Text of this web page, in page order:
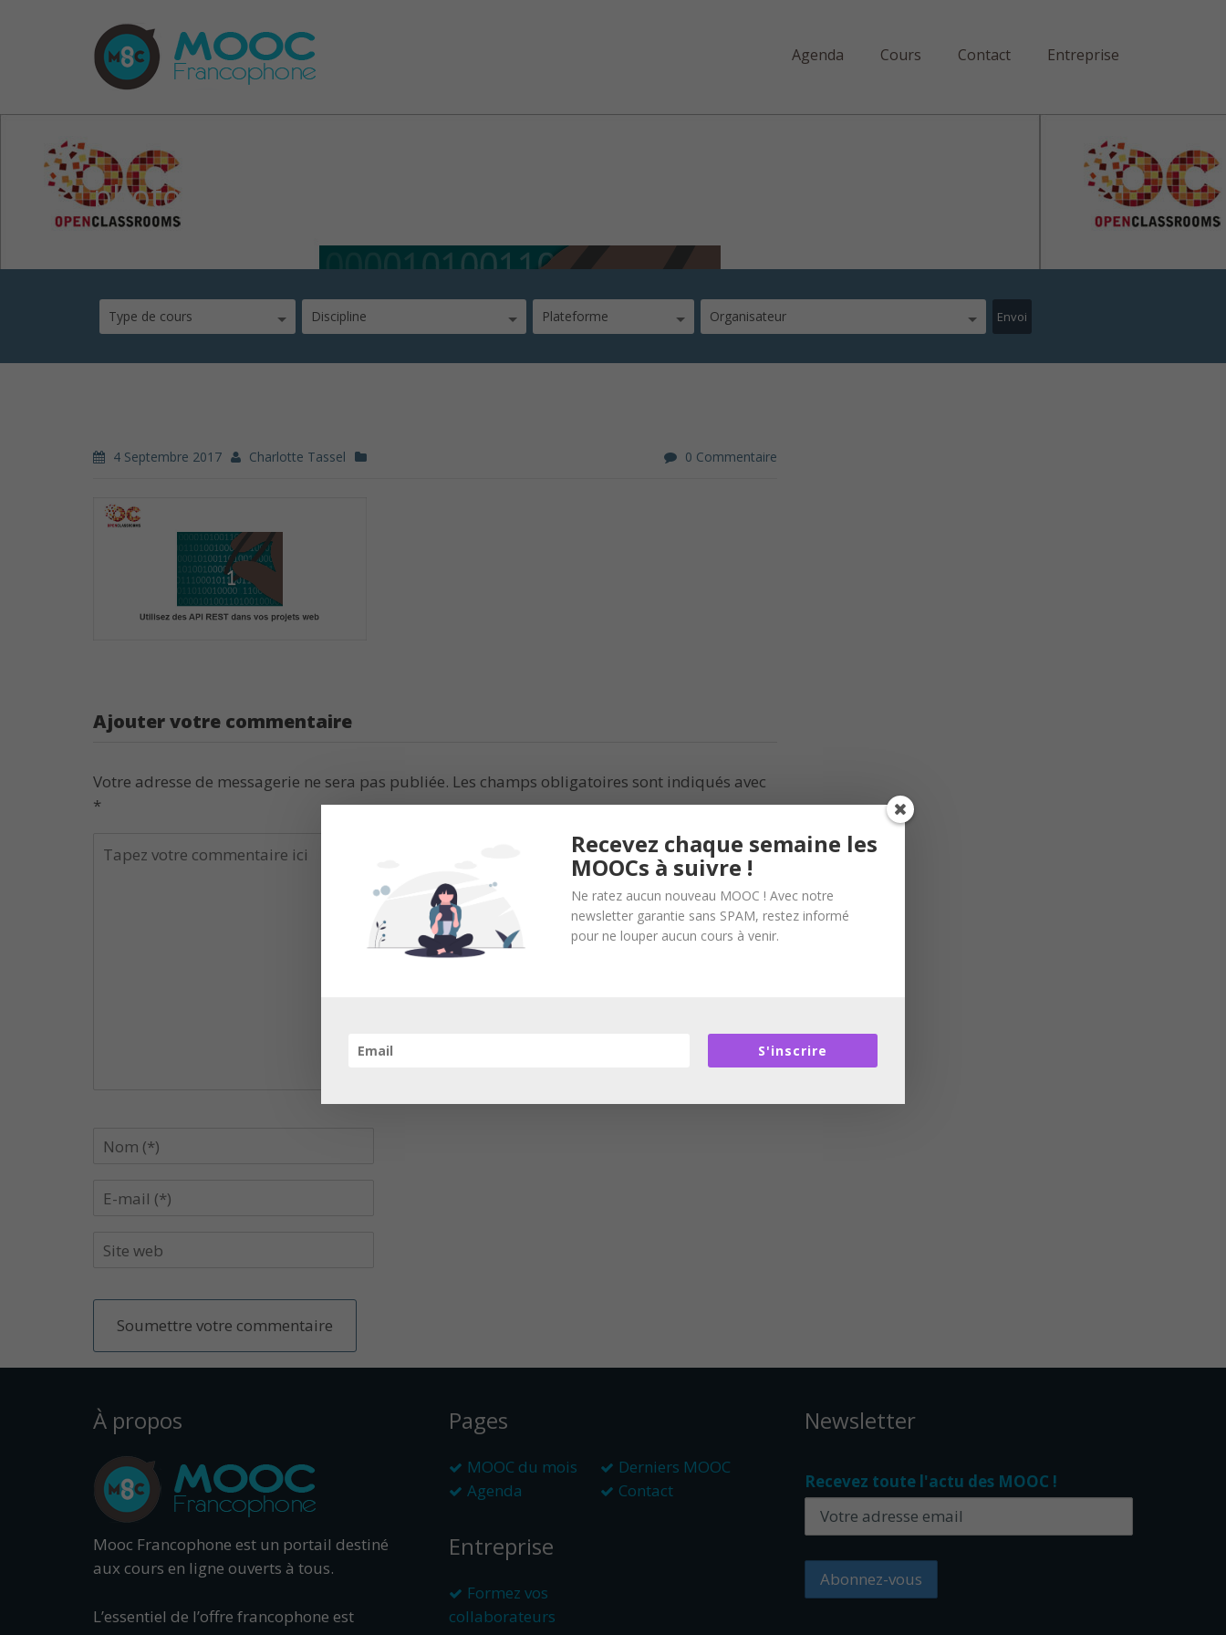
Agenda Cours Contact Entreprise
photos46
Type de cours Discipline Plateforme Organisateur
4 Septembre 2017 Charlotte Tassel 0 Commentaire
Ajouter votre commentaire
Votre adresse de messagerie ne sera pas publiée. Les champs obligatoires sont indiqués avec
*
À propos
Mooc Francophone est un portail destiné
aux cours en ligne ouverts à tous.
L’essentiel de l’offre francophone est
Pages
MOOC du mois
Derniers MOOC
Agenda
Contact
Entreprise
Formez vos
collaborateurs
Newsletter
Recevez toute l'actu des MOOC !
Recevez chaque semaine les
MOOCs à suivre !
Ne ratez aucun nouveau MOOC ! Avec notre
newsletter garantie sans SPAM, restez informé
pour ne louper aucun cours à venir.
S'inscrire